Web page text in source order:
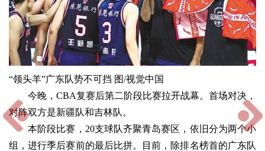
“领头羊”广东队势不可挡 图/视觉中国
今晚，CBA复赛后第二阶段比赛拉开战幕。首场对决，
对阵双方是新疆队和吉林队。
本阶段比赛，20支球队齐聚青岛赛区，依旧分为两个小
组，进行季后赛前的最后比拼。目前，除排名榜首的广东队